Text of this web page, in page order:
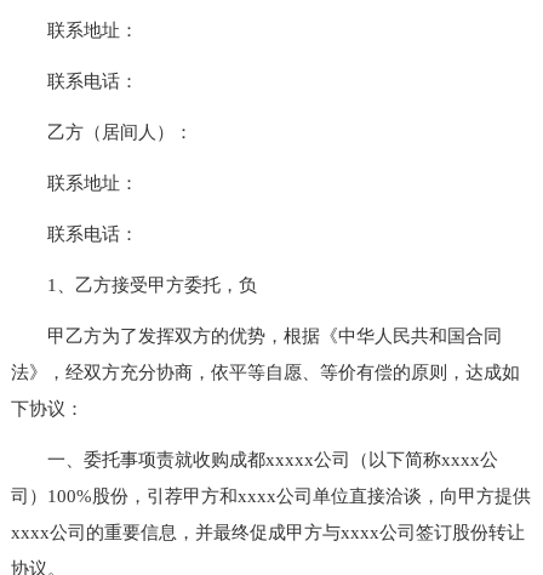
联系地址：
联系电话：
乙方（居间人）：
联系地址：
联系电话：
1、乙方接受甲方委托，负
甲乙方为了发挥双方的优势，根据《中华人民共和国合同
法》，经双方充分协商，依平等自愿、等价有偿的原则，达成如
下协议：
一、委托事项责就收购成都xxxxx公司（以下简称xxxx公
司）100%股份，引荐甲方和xxxx公司单位直接洽谈，向甲方提供
xxxx公司的重要信息，并最终促成甲方与xxxx公司签订股份转让
协议。